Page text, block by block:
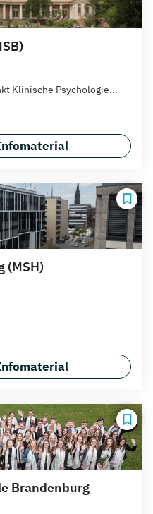
Klinische Psychologie...
(MSH)
Brandenburg